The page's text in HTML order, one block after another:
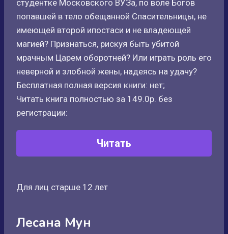
студентке Московского ВУЗа, по воле Богов
попавшей в тело обещанной Спасительницы, не
имеющей второй ипостаси и не владеющей
магией? Признаться, рискуя быть убитой
мрачным Царем оборотней? Или играть роль его
неверной и злобной жены, надеясь на удачу?
Бесплатная полная версия книги: нет;
Читать книга полностью за 149.0р. без
регистрации:
Читать
Для лиц старше 12 лет
Лесана Мун